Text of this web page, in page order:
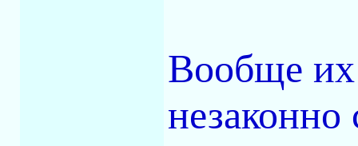
Вообще их
незаконно